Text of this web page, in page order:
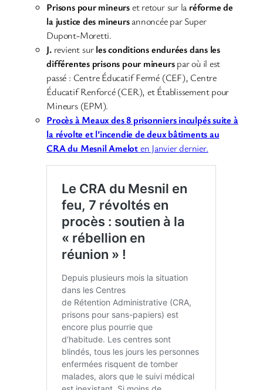
Prisons pour mineurset retour sur la réforme de
la justice des mineursannoncée par Super
Dupont-Moretti.
J. revient surles conditions endurées dans les
différentes prisons pour mineurspar où il est
passé : Centre Éducatif Fermé (CEF), Centre
Éducatif Renforcé (CER), et Établissement pour
Mineurs (EPM).
Procès à Meaux des 8 prisonniers inculpés suite à
la révolte et l’incendie de deux bâtiments au
CRA du Mesnil Ameloten Janvier dernier.